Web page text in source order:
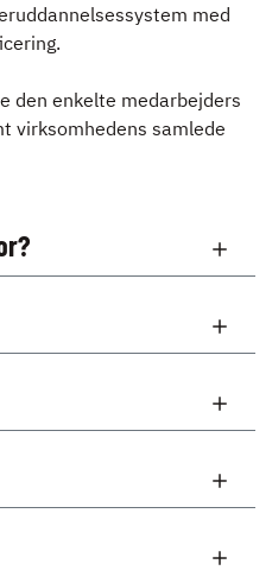
med
den enkelte medarbejders
virksomhedens samlede